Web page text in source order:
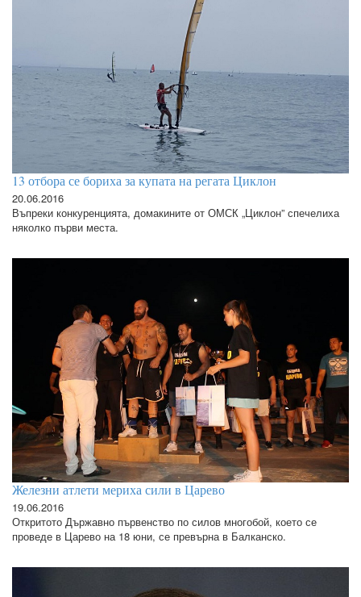
13 отбора се бориха за купата на регата Циклон
20.06.2016
Въпреки конкуренцията, домакините от ОМСК „Циклон” спечелиха
няколко първи места.
Железни атлети мериха сили в Царево
19.06.2016
Откритото Държавно първенство по силов многобой, което се
проведе в Царево на 18 юни, се превърна в Балканско.